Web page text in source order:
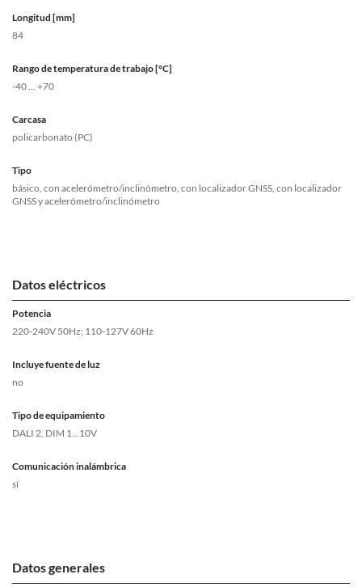
Longitud [mm]
84
Rango de temperatura de trabajo [°C]
-40 ... +70
Carcasa
policarbonato (PC)
Tipo
básico, con acelerómetro/inclinómetro, con localizador GNSS, con localizador
GNSS y acelerómetro/inclinómetro
Datos eléctricos
Potencia
220-240V 50Hz; 110-127V 60Hz
Incluye fuente de luz
no
Tipo de equipamiento
DALI 2, DIM 1...10V
Comunicación inalámbrica
sí
Datos generales